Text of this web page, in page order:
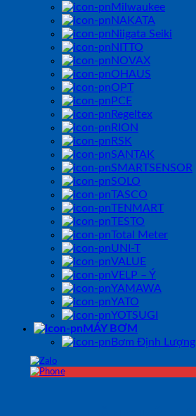
Milwaukee
NAKATA
Niigata Seiki
NITTO
NOVAX
OHAUS
OPT
PCE
Regeltex
RION
RSK
SANTAK
SMARTSENSOR
SOLO
TASCO
TENMART
TESTO
Total Meter
UNI-T
VALUE
VELP – Ý
YAMAWA
YATO
YOTSUGI
MÁY BƠM
Bơm Định Lượng